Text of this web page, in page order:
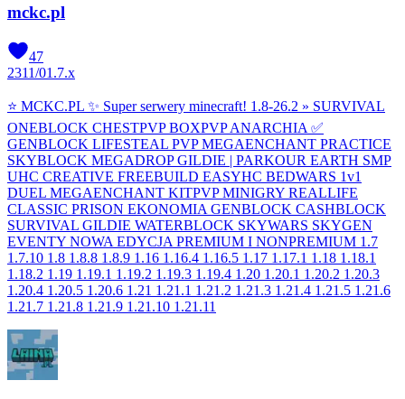
mckc.pl
47
2311/01.7.x
⭐ MCKC.PL ✨ Super serwery minecraft! 1.8-26.2 » SURVIVAL
ONEBLOCK CHESTPVP BOXPVP ANARCHIA ✅
GENBLOCK LIFESTEAL PVP MEGAENCHANT PRACTICE
SKYBLOCK MEGADROP GILDIE | PARKOUR EARTH SMP
UHC CREATIVE FREEBUILD EASYHC BEDWARS 1v1
DUEL MEGAENCHANT KITPVP MINIGRY REALLIFE
CLASSIC PRISON EKONOMIA GENBLOCK CASHBLOCK
SURVIVAL GILDIE WATERBLOCK SKYWARS SKYGEN
EVENTY NOWA EDYCJA PREMIUM I NONPREMIUM 1.7
1.7.10 1.8 1.8.8 1.8.9 1.16 1.16.4 1.16.5 1.17 1.17.1 1.18 1.18.1
1.18.2 1.19 1.19.1 1.19.2 1.19.3 1.19.4 1.20 1.20.1 1.20.2 1.20.3
1.20.4 1.20.5 1.20.6 1.21 1.21.1 1.21.2 1.21.3 1.21.4 1.21.5 1.21.6
1.21.7 1.21.8 1.21.9 1.21.10 1.21.11